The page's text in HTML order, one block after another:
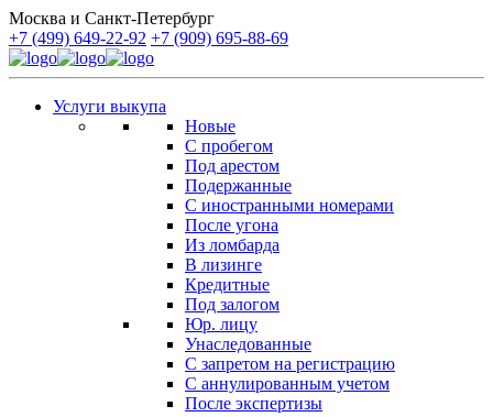
Москва и Санкт-Петербург
+7 (499) 649-22-92 +7 (909) 695-88-69
Услуги выкупа
Новые
С пробегом
Под арестом
Подержанные
С иностранными номерами
После угона
Из ломбарда
В лизинге
Кредитные
Под залогом
Юр. лицу
Унаследованные
С запретом на регистрацию
С аннулированным учетом
После экспертизы